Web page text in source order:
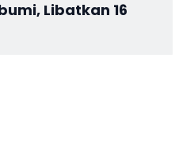
Libatkan 16